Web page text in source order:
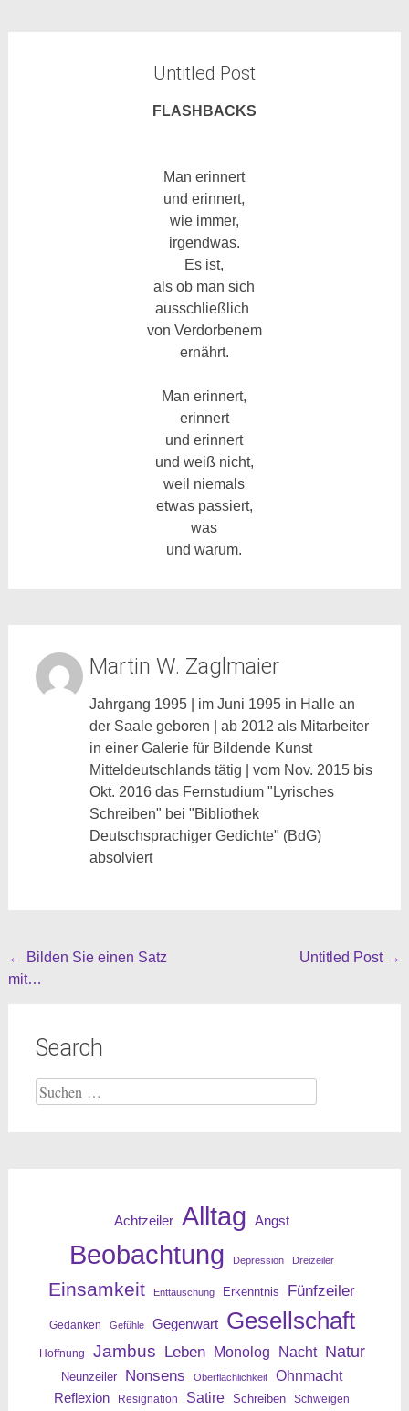
Untitled Post
FLASHBACKS
Man erinnert
und erinnert,
wie immer,
irgendwas.
Es ist,
als ob man sich
ausschließlich
von Verdorbenem
ernährt.
Man erinnert,
erinnert
und erinnert
und weiß nicht,
weil niemals
etwas passiert,
was
und warum.
Martin W. Zaglmaier
Jahrgang 1995 | im Juni 1995 in Halle an
der Saale geboren | ab 2012 als Mitarbeiter
in einer Galerie für Bildende Kunst
Mitteldeutschlands tätig | vom Nov. 2015 bis
Okt. 2016 das Fernstudium "Lyrisches
Schreiben" bei "Bibliothek
Deutschsprachiger Gedichte" (BdG)
absolviert
Beitragsnavigation
← Bilden Sie einen Satz
mit…
Untitled Post →
Search
Suche
nach:
Achtzeiler Alltag Angst
Beobachtung Depression Dreizeiler
Einsamkeit Enttäuschung Erkenntnis Fünfzeiler
Gedanken Gefühle Gegenwart Gesellschaft
Hoffnung Jambus Leben Monolog Nacht Natur
Neunzeiler Nonsens Oberflächlichkeit
Ohnmacht
Reflexion
Resignation Satire Schreiben Schweigen